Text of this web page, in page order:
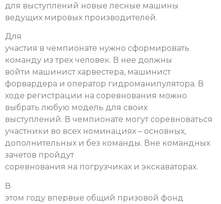
для выступлений новые лесные машины
ведущих мировых производителей.
Для
участия в чемпионате нужно сформировать
команду из трех человек. В нее должны
войти машинист харвестера, машинист
форвардера и оператор гидроманипулятора. В
ходе регистрации на соревнования можно
выбрать любую модель для своих
выступлений. В чемпионате могут соревноваться
участники во всех номинациях – основных,
дополнительных и без команды. Вне командных
зачетов пройдут
соревнования на погрузчиках и экскаваторах.
В
этом году впервые общий призовой фонд